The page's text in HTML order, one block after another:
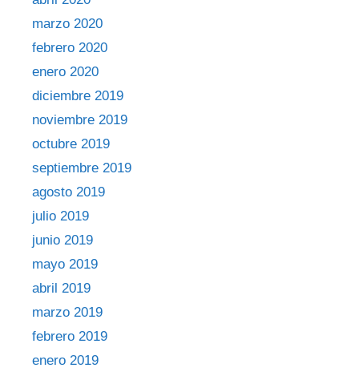
marzo 2020
febrero 2020
enero 2020
diciembre 2019
noviembre 2019
octubre 2019
septiembre 2019
agosto 2019
julio 2019
junio 2019
mayo 2019
abril 2019
marzo 2019
febrero 2019
enero 2019